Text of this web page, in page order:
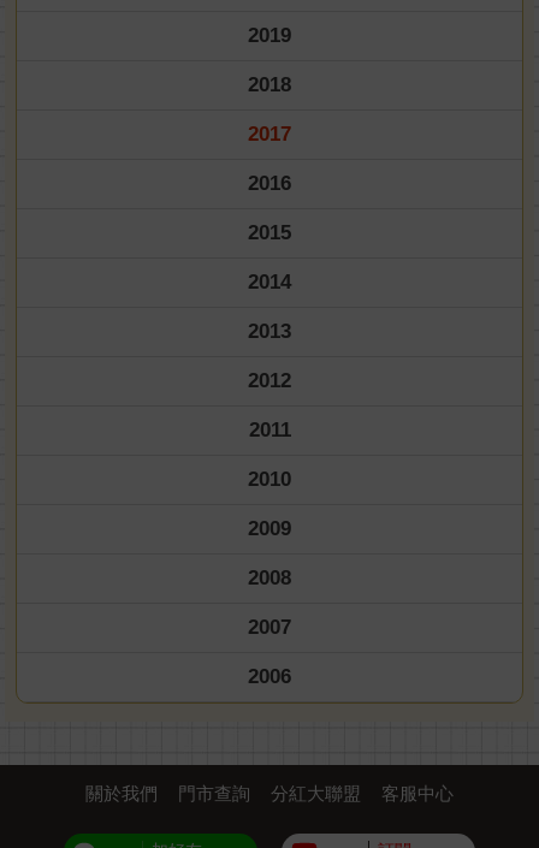
2019
2018
2017
2016
2015
2014
2013
2012
2011
2010
2009
2008
2007
2006
關於我們 門市查詢 分紅大聯盟 客服中心